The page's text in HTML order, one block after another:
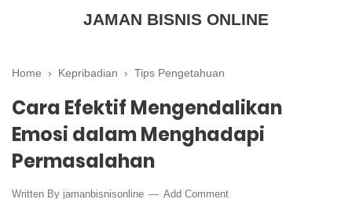
JAMAN BISNIS ONLINE
Home › Kepribadian › Tips Pengetahuan
Cara Efektif Mengendalikan
Emosi dalam Menghadapi
Permasalahan
Written By jamanbisnisonline Add Comment